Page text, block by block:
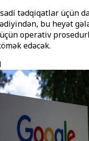
tədqiqatlar üçün
bu heyət
operativ
edəcək.